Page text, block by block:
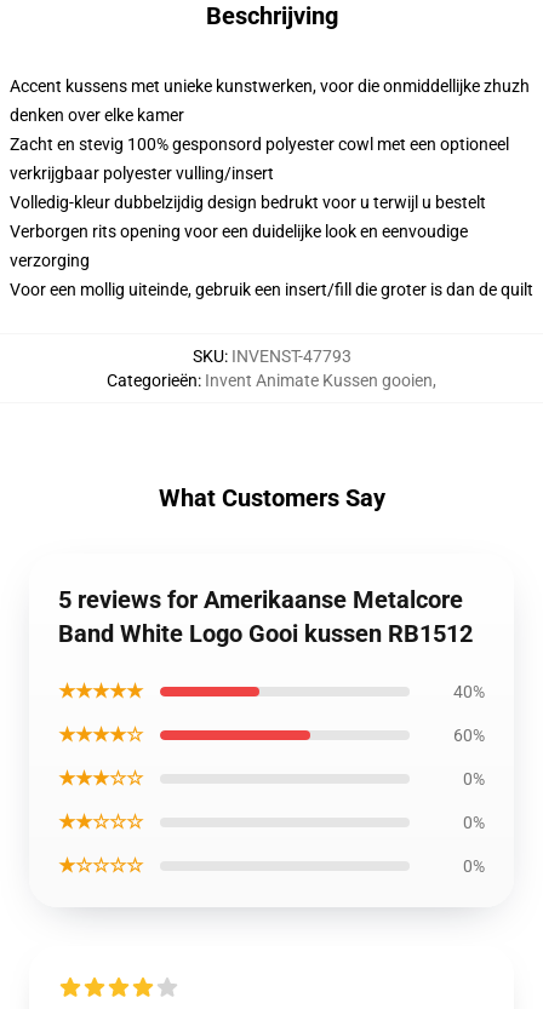
Beschrijving
Accent kussens met unieke kunstwerken, voor die onmiddellijke zhuzh
denken over elke kamer
Zacht en stevig 100% gesponsord polyester cowl met een optioneel
verkrijgbaar polyester vulling/insert
Volledig-kleur dubbelzijdig design bedrukt voor u terwijl u bestelt
Verborgen rits opening voor een duidelijke look en eenvoudige
verzorging
Voor een mollig uiteinde, gebruik een insert/fill die groter is dan de quilt
SKU: INVENST-47793
Categorieën: Invent Animate Kussen gooien,
What Customers Say
5 reviews for Amerikaanse Metalcore
Band White Logo Gooi kussen RB1512
★★★★★ 40%
★★★★☆ 60%
★★★☆☆ 0%
★★☆☆☆ 0%
★☆☆☆☆ 0%